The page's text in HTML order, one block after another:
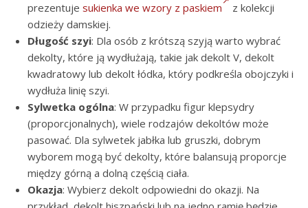
prezentuje sukienka we wzory z paskiem
z kolekcji
odzieży damskiej.
Długość szyi: Dla osób z krótszą szyją warto wybrać
dekolty, które ją wydłużają, takie jak dekolt V, dekolt
kwadratowy lub dekolt łódka, który podkreśla obojczyki i
wydłuża linię szyi.
Sylwetka ogólna: W przypadku figur klepsydry
(proporcjonalnych), wiele rodzajów dekoltów może
pasować. Dla sylwetek jabłka lub gruszki, dobrym
wyborem mogą być dekolty, które balansują proporcje
między górną a dolną częścią ciała.
Okazja: Wybierz dekolt odpowiedni do okazji. Na